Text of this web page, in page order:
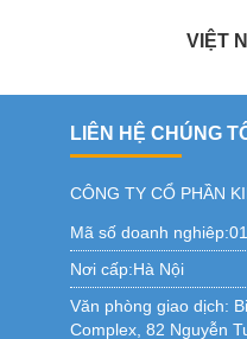
VIỆT
LIÊN HỆ CHÚNG
CÔNG TY CỔ PHẦN
Mã số doanh
Nơi cấp:Hà Nội
Văn phòng giao dịch:
Complex, 82 Nguyễn